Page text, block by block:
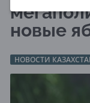
новые
НОВОСТИ